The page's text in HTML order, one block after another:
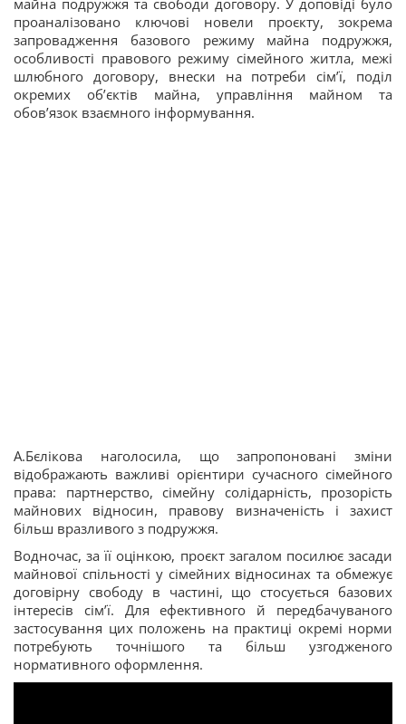
проаналізовано ключові новели проєкту, зокрема
запровадження базового режиму майна подружжя,
особливості правового режиму сімейного житла, межі
шлюбного договору, внески на потреби сім’ї, поділ
окремих об’єктів майна, управління майном та
обов’язок взаємного інформування.
А.Бєлікова наголосила, що запропоновані зміни
відображають важливі орієнтири сучасного сімейного
права: партнерство, сімейну солідарність, прозорість
майнових відносин, правову визначеність і захист
більш вразливого з подружжя.
Водночас, за її оцінкою, проєкт загалом посилює засади
майнової спільності у сімейних відносинах та обмежує
договірну свободу в частині, що стосується базових
інтересів сім’ї. Для ефективного й передбачуваного
застосування цих положень на практиці окремі норми
потребують точнішого та більш узгодженого
нормативного оформлення.